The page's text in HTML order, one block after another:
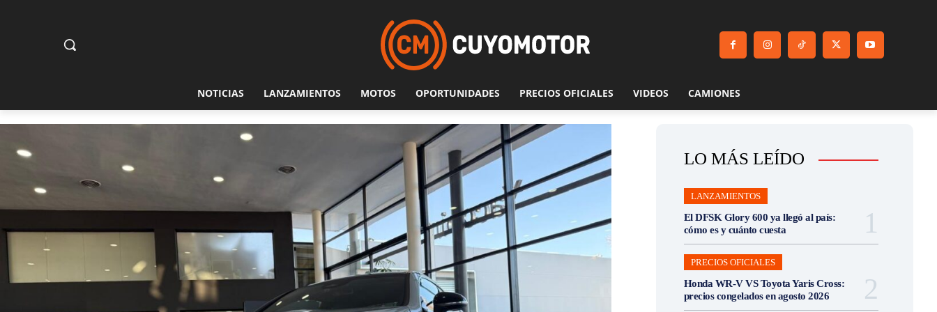
NOTICIAS LANZAMIENTOS MOTOS OPORTUNIDADES PRECIOS OFICIALES VIDEOS CAMIONES
LO MÁS LEÍDO
LANZAMIENTOS
El DFSK Glory 600 ya llegó al país:
cómo es y cuánto cuesta
PRECIOS OFICIALES
Honda WR-V VS Toyota Yaris Cross:
precios congelados en agosto 2026